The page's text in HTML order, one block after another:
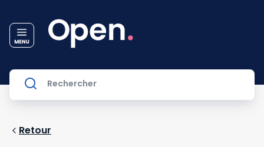
Retour